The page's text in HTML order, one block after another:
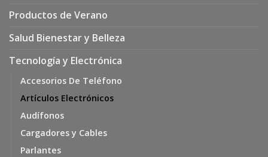
Productos de Verano
Salud Bienestar y Belleza
Tecnología y Electrónica
Accesorios De Teléfono
Artículos Electrónicos
Audífonos
Cargadores y Cables
Parlantes